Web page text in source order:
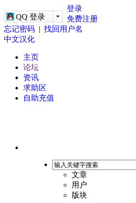
QQ 登录
登录
免费注册
忘记密码 | 找回用户名
中文汉化
主页
论坛
资讯
求助区
自助充值
文章
用户
版块